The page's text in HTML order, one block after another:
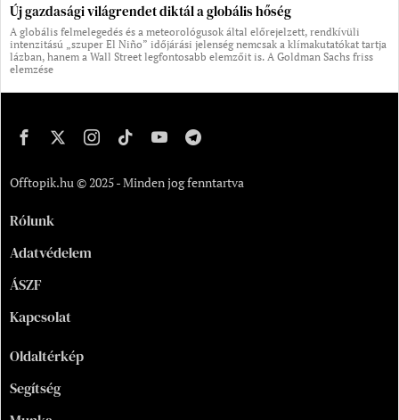
Új gazdasági világrendet diktál a globális hőség
A globális felmelegedés és a meteorológusok által előrejelzett, rendkívüli
intenzitású „szuper El Niño” időjárási jelenség nemcsak a klímakutatókat tartja
lázban, hanem a Wall Street legfontosabb elemzőit is. A Goldman Sachs friss
elemzése
Offtopik.hu © 2025 - Minden jog fenntartva
Rólunk
Adatvédelem
ÁSZF
Kapcsolat
Oldaltérkép
Segítség